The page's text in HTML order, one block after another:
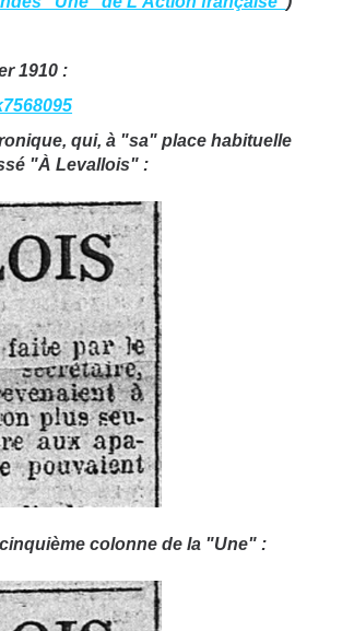
1910 :
qui, à "sa" place habituelle
"À Levallois" :
colonne de la "Une" :